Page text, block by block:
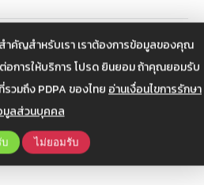
คัญสำหรับเรา เราต้องการข้อมูลของคุณ
อการให้บริการ โปรด ยินยอม ถ้าคุณยอมรับ
รวมถึง PDPA ของไทยอ่านเงื่อนไขการรักษา
มูลส่วนบุคคล
ไม่ยอมรับ
PREVIOUS
Previous
post:
SUSTAINABILITY THE
FOR PLASTIC
สติกรีไซเคิล’ กับบทบาทใหม่ที่
บรรจุภัณฑ์อาหาร